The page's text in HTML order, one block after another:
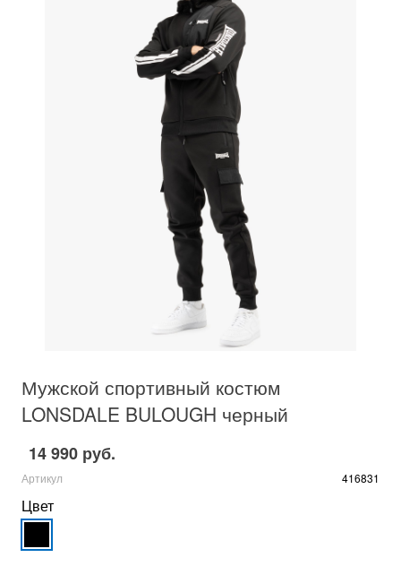
Мужской спортивный костюм
LONSDALE BULOUGH черный
14 990 руб.
Артикул 416831
Цвет